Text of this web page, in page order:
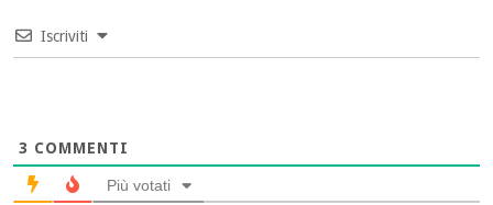
Iscriviti
3 COMMENTI
Più votati